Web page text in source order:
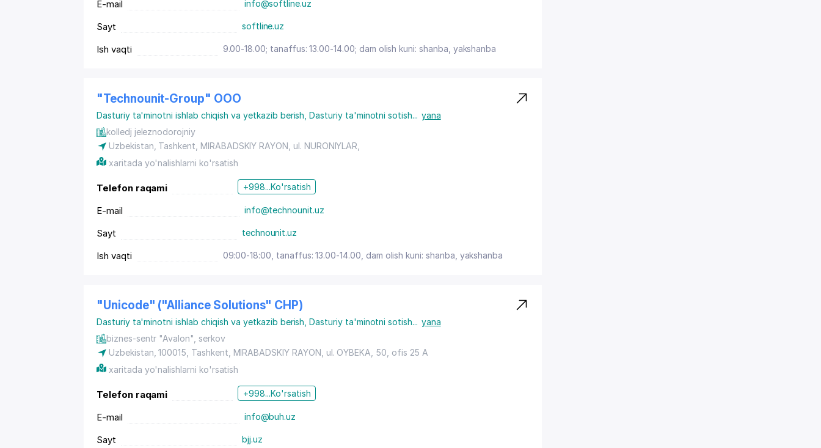
E-mail info@softline.uz
Sayt softline.uz
Ish vaqti 9.00-18.00; tanaffus: 13.00-14.00; dam olish kuni: shanba, yakshanba
"Technounit-Group" OOO
Dasturiy ta'minotni ishlab chiqish va yetkazib berish ,Dasturiy ta'minotni sotish... yana
kolledj jeleznodorojniy
Uzbekistan, Tashkent MIRABADSKIY RAYON ul. NURONIYLAR
xaritada yo'nalishlarni ko'rsatish
Telefon raqami +998...Ko'rsatish
E-mail info@technounit.uz
Sayt technounit.uz
Ish vaqti 09:00-18:00, tanaffus: 13.00-14.00, dam olish kuni: shanba, yakshanba
"Unicode" ("Alliance Solutions" CHP)
Dasturiy ta'minotni ishlab chiqish va yetkazib berish ,Dasturiy ta'minotni sotish... yana
biznes-sentr "Avalon", serkov
Uzbekistan, 100015, Tashkent MIRABADSKIY RAYON ul. OYBEKA , 50, ofis 25 A
xaritada yo'nalishlarni ko'rsatish
Telefon raqami +998...Ko'rsatish
E-mail info@buh.uz
Sayt bjj.uz